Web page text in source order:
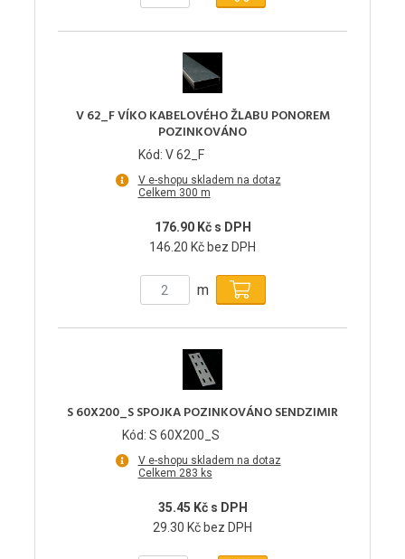
V 62_F VÍKO KABELOVÉHO ŽLABU PONOREM
POZINKOVÁNO
Kód: V 62_F
V e-shopu skladem na dotaz
Celkem 300 m
176.90 Kč s DPH
146.20 Kč bez DPH
m
S 60X200_S SPOJKA POZINKOVÁNO SENDZIMIR
Kód: S 60X200_S
V e-shopu skladem na dotaz
Celkem 283 ks
35.45 Kč s DPH
29.30 Kč bez DPH